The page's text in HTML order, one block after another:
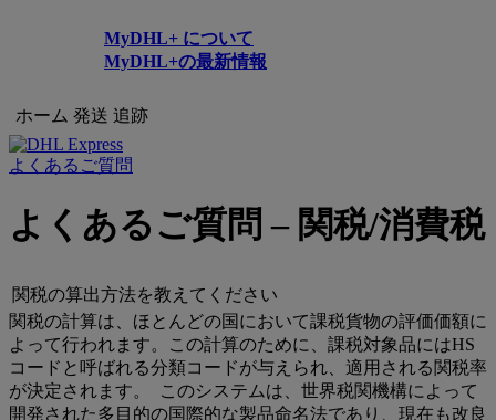
MyDHL+ について
MyDHL+の最新情報
ホーム 発送 追跡
よくあるご質問
よくあるご質問 – 関税/消費税
関税の算出方法を教えてください
関税の計算は、ほとんどの国において課税貨物の評価価額に
よって行われます。この計算のために、課税対象品にはHS
コードと呼ばれる分類コードが与えられ、適用される関税率
が決定されます。 このシステムは、世界税関機構によって
開発された多目的の国際的な製品命名法であり、現在も改良